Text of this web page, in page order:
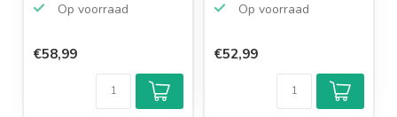
Op voorraad
€58,99
Op voorraad
€52,99